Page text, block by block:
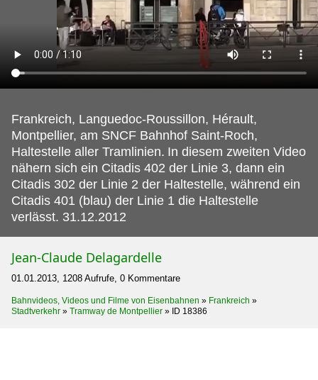
Frankreich, Languedoc-Roussillon, Hérault,
Montpellier, am SNCF Bahnhof Saint-Roch,
Haltestelle aller Tramlinien. In diesem zweiten Video
nähern sich ein Citadis 402 der Linie 3, dann ein
Citadis 302 der Linie 2 der Haltestelle, während ein
Citadis 401 (blau) der Linie 1 die Haltestelle
verlässt. 31.12.2012
Jean-Claude Delagardelle
01.01.2013, 1208 Aufrufe, 0 Kommentare
Bahnvideos, Videos und Filme von Eisenbahnen » Frankreich »
Stadtverkehr » Tramway de Montpellier » ID 18386